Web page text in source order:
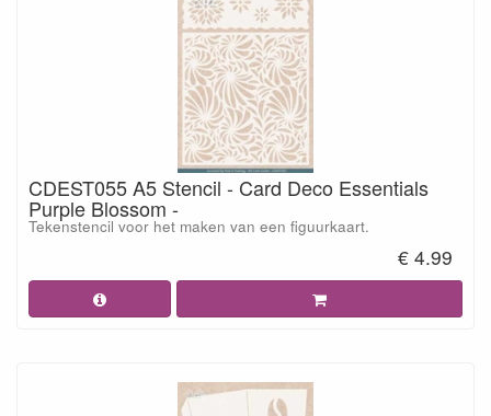
CDEST055 A5 Stencil - Card Deco Essentials
Purple Blossom -
Tekenstencil voor het maken van een figuurkaart.
€ 4.99